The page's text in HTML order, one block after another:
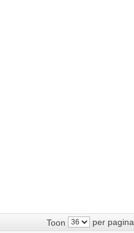
Toon per pagina